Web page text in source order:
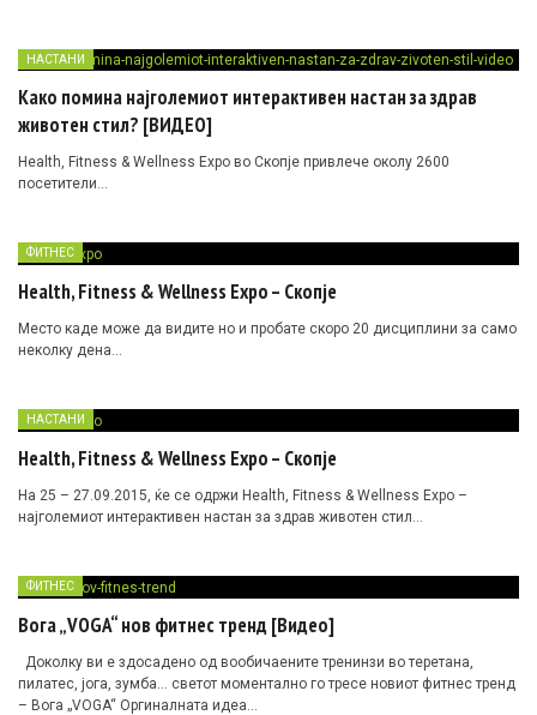
НАСТАНИ
Како помина најголемиот интерактивен настан за здрав
животен стил? [ВИДЕО]
Health, Fitness & Wellness Expo во Скопје привлече околу 2600
посетители…
ФИТНЕС
Health, Fitness & Wellness Expo – Скопје
Место каде може да видите но и пробате скоро 20 дисциплини за само
неколку дена…
НАСТАНИ
Health, Fitness & Wellness Expo – Скопје
На 25 – 27.09.2015, ќе се одржи Health, Fitness & Wellness Expo –
најголемиот интерактивен настан за здрав животен стил…
ФИТНЕС
Вога „VOGA“ нов фитнес тренд [Видео]
Доколку ви е здосадено од вообичаените тренинзи во теретана,
пилатес, јога, зумба… светот моментално го тресе новиот фитнес тренд
– Вога „VOGA“ Оргиналната идеа…